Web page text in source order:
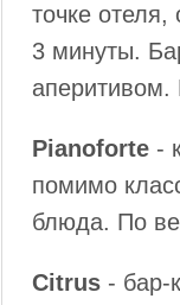
точке отеля,
3 минуты.
аперитивом.
Pianoforte -
помимо
блюда. По
Citrus - бар-